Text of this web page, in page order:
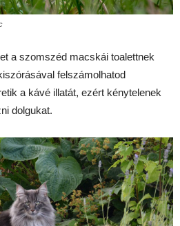
a szomszéd macskái toalettnek
felszámolhatod
a kávé illatát, ezért kénytelenek
dolgukat.